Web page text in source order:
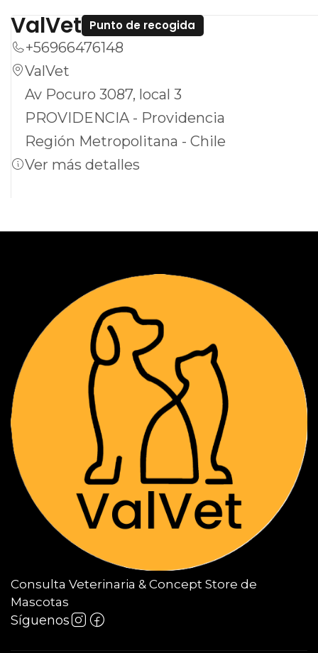
ValVet Punto de recogida
+56966476148
ValVet
Av Pocuro 3087, local 3
PROVIDENCIA - Providencia
Región Metropolitana - Chile
Ver más detalles
Consulta Veterinaria & Concept Store de
Mascotas
Síguenos